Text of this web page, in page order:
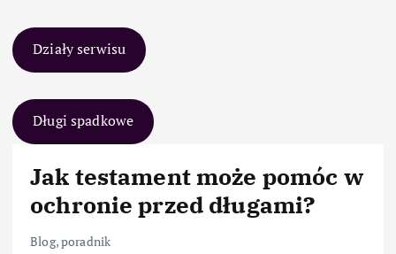
Działy serwisu
Długi spadkowe
Jak testament może pomóc w
ochronie przed długami?
Blog,poradnik